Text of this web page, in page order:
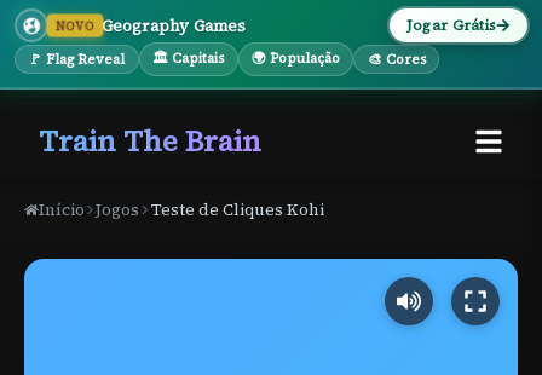
NOVO Geography Games
🚩 Flag Reveal 🏛 Capitais 🌍 População 🎨 Cores
Jogar Grátis
Train The Brain
Início Jogos Teste de Cliques Kohi